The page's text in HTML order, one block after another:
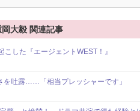
大毅 関連記事
した『エージェントWEST！』
を吐露……「相当プレッシャーです」